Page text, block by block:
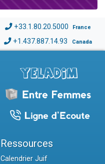
+33.1.80.20.5000 France
+1.437.887.14.93 Canada
Ressources
Calendrier Juif